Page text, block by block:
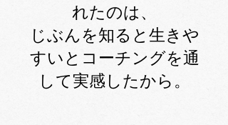
れたのは、
じぶんを知ると生きや
すいとコーチングを通
して実感したから。